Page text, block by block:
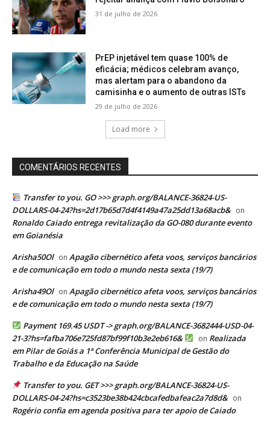
31 de julho de 2026
PrEP injetável tem quase 100% de
eficácia; médicos celebram avanço,
mas alertam para o abandono da
camisinha e o aumento de outras ISTs
29 de julho de 2026
Load more
COMENTÁRIOS RECENTES
Transfer to you. GO >>> graph.org/BALANCE-36824-US-
DOLLARS-04-24?hs=2d17b65d7d4f4149a47a25dd13a68acb& on
Ronaldo Caiado entrega revitalização da GO-080 durante evento
em Goianésia
Arisha50Ol on Apagão cibernético afeta voos, serviços bancários
e de comunicação em todo o mundo nesta sexta (19/7)
Arisha49Ol on Apagão cibernético afeta voos, serviços bancários
e de comunicação em todo o mundo nesta sexta (19/7)
Payment 169.45 USDT -> graph.org/BALANCE-3682444-USD-04-
21-3?hs=fafba706e725fd87bf99f10b3e2eb616&
on Realizada
em Pilar de Goiás a 1ª Conferência Municipal de Gestão do
Trabalho e da Educação na Saúde
Transfer to you. GET >>> graph.org/BALANCE-36824-US-
DOLLARS-04-24?hs=c3523be38b424cbcafedbafeac2a7d8d& on
Rogério confia em agenda positiva para ter apoio de Caiado